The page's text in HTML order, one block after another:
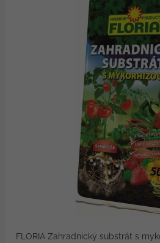
FLORIA Zahradnický substrát s